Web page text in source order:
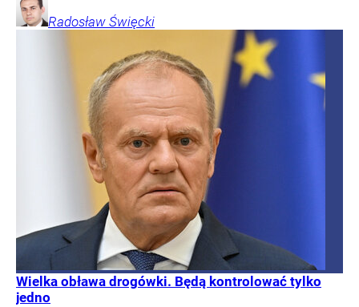
Radosław Święcki
Wielka obława drogówki. Będą kontrolować tylko
jedno